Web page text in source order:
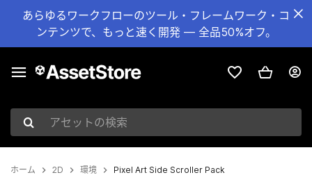
あらゆるワークフローのツール・フレームワーク・コ
ンテンツで、もっと速く開発 — 全品50%オフ。
アセットの検索
ホーム 2D 環境 Pixel Art Side Scroller Pack